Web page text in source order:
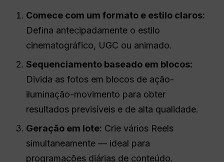
Comece com um formato e estilo claros:
Defina antecipadamente o estilo
cinematográfico, UGC ou animado.
Sequenciamento baseado em blocos:
Divida as fotos em blocos de ação-
iluminação-movimento para obter
resultados previsíveis e de alta qualidade.
Geração em lote: Crie vários Reels
simultaneamente — ideal para
programações diárias de conteúdo.